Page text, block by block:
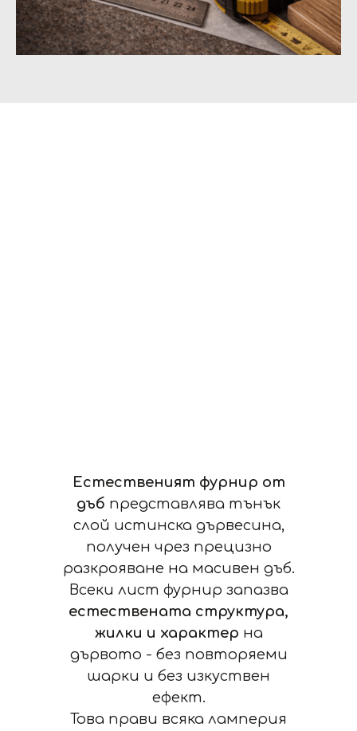
Естественият фурнир от
дъб представлява тънък
слой истинска дървесина,
получен чрез прецизно
разкрояване на масивен дъб.
Всеки лист фурнир запазва
естествената структура,
жилки и характер на
дървото - без повторяеми
шарки и без изкуствен
ефект.
Това прави всяка ламперия